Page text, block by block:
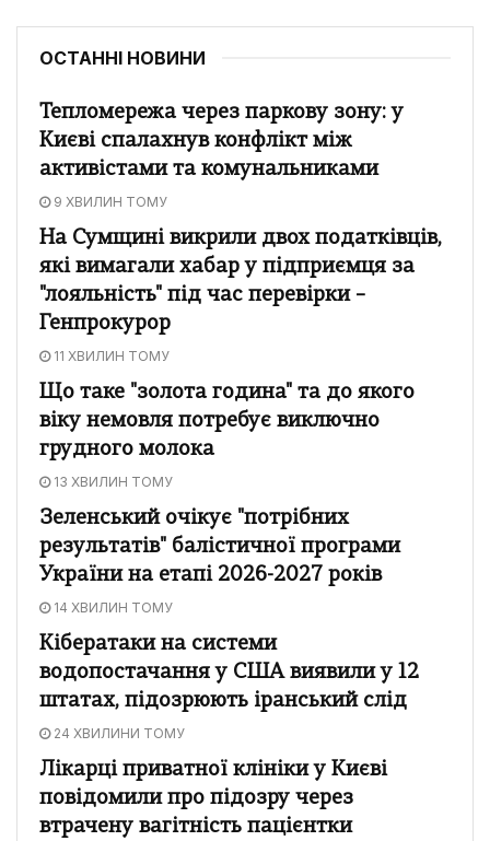
ОСТАННІ НОВИНИ
Тепломережа через паркову зону: у
Києві спалахнув конфлікт між
активістами та комунальниками
9 ХВИЛИН ТОМУ
На Сумщині викрили двох податківців,
які вимагали хабар у підприємця за
"лояльність" під час перевірки –
Генпрокурор
11 ХВИЛИН ТОМУ
Що таке "золота година" та до якого
віку немовля потребує виключно
грудного молока
13 ХВИЛИН ТОМУ
Зеленський очікує "потрібних
результатів" балістичної програми
України на етапі 2026-2027 років
14 ХВИЛИН ТОМУ
Кібератаки на системи
водопостачання у США виявили у 12
штатах, підозрюють іранський слід
24 ХВИЛИНИ ТОМУ
Лікарці приватної клініки у Києві
повідомили про підозру через
втрачену вагітність пацієнтки